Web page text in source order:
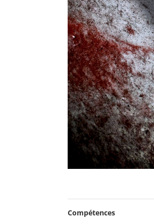
Compétences